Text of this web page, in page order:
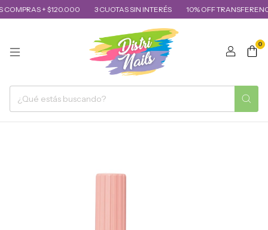
+ $120.000 3 CUOTAS SIN INTERÉS 10% OFF
0